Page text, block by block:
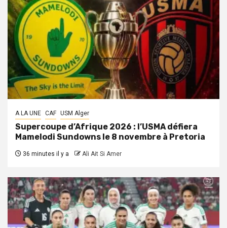
A LA UNE CAF USM Alger
Supercoupe d’Afrique 2026 : l’USMA défiera
Mamelodi Sundowns le 8 novembre à Pretoria
36 minutes il y a Ali Ait Si Amer